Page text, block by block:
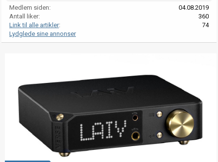
Medlem siden
04.08.2019
Antall liker
360
Link til alle artikler
74
Lydglede sine annonser